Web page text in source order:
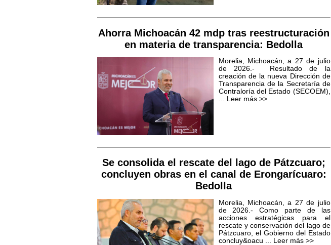
Ahorra Michoacán 42 mdp tras reestructuración
en materia de transparencia: Bedolla
Morelia, Michoacán, a 27 de julio
de 2026.- Resultado de la
creación de la nueva Dirección de
Transparencia de la Secretaría de
Contraloría del Estado (SECOEM),
... Leer más >>
Se consolida el rescate del lago de Pátzcuaro;
concluyen obras en el canal de Erongarícuaro:
Bedolla
Morelia, Michoacán, a 27 de julio
de 2026.- Como parte de las
acciones estratégicas para el
rescate y conservación del lago de
Pátzcuaro, el Gobierno del Estado
concluy&oacu ... Leer más >>